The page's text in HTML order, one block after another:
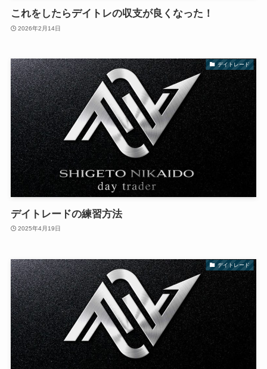
これをしたらデイトレの収支が良くなった！
2026年2月14日
デイトレード
デイトレードの練習方法
2025年4月19日
デイトレード